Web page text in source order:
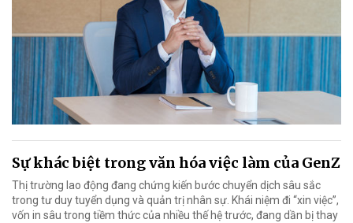
Sự khác biệt trong văn hóa việc làm của GenZ
Thị trường lao động đang chứng kiến bước chuyển dịch sâu sắc
trong tư duy tuyển dụng và quản trị nhân sự. Khái niệm đi “xin việc”,
vốn in sâu trong tiềm thức của nhiều thế hệ trước, đang dần bị thay